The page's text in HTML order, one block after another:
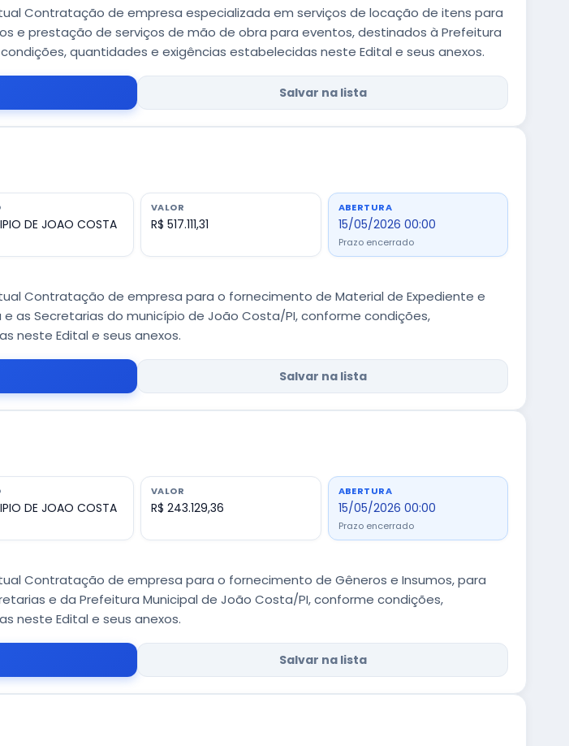
Contratação de empresa especializada em serviços de locação de itens para
e prestação de serviços de mão de obra para eventos, destinados à Prefeitura
quantidades e exigências estabelecidas neste Edital e seus anexos.
Salvar na lista
DE JOAO COSTA
VALOR
R$ 517.111,31
ABERTURA
15/05/2026 00:00
Prazo encerrado
Contratação de empresa para o fornecimento de Material de Expediente e
as Secretarias do município de João Costa/PI, conforme condições,
neste Edital e seus anexos.
Salvar na lista
DE JOAO COSTA
VALOR
R$ 243.129,36
ABERTURA
15/05/2026 00:00
Prazo encerrado
Contratação de empresa para o fornecimento de Gêneros e Insumos, para
e da Prefeitura Municipal de João Costa/PI, conforme condições,
neste Edital e seus anexos.
Salvar na lista